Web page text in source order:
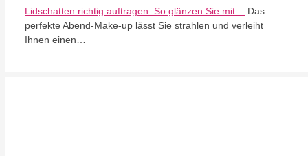
Lidschatten richtig auftragen: So glänzen Sie mit…
Das
perfekte Abend-Make-up lässt Sie strahlen und verleiht
Ihnen einen…